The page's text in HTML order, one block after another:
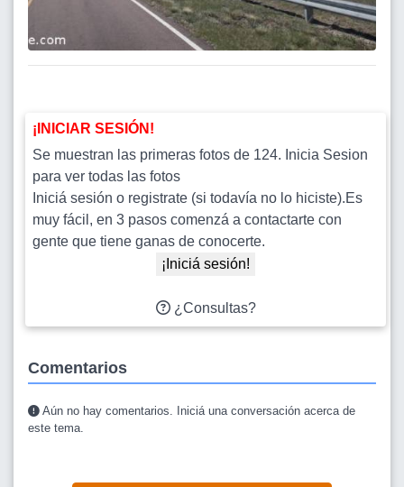
¡INICIAR SESIÓN!
Se muestran las primeras fotos de 124. Inicia Sesion
para ver todas las fotos
Iniciá sesión o registrate (si todavía no lo hiciste).Es
muy fácil, en 3 pasos comenzá a contactarte con
gente que tiene ganas de conocerte.
¡Iniciá sesión!
¿Consultas?
Comentarios
Aún no hay comentarios. Iniciá una conversación acerca de
este tema.